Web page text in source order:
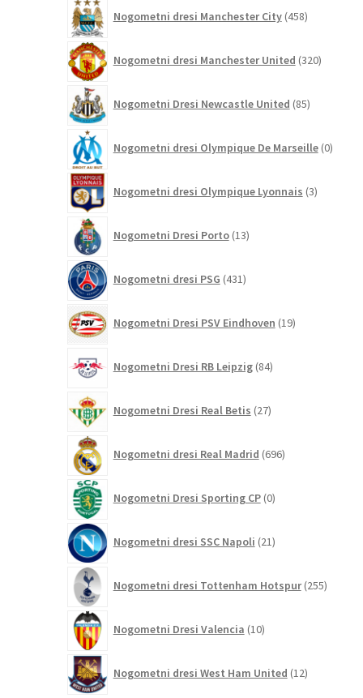
Nogometni dresi Manchester City 458izdelkov
Nogometni dresi Manchester United 320izdelkov
Nogometni Dresi Newcastle United 85izdelkov
Nogometni dresi Olympique De Marseille 0
Nogometni dresi Olympique Lyonnais 3izdelki
Nogometni Dresi Porto 13izdelkov
Nogometni dresi PSG 431izdelkov
Nogometni Dresi PSV Eindhoven 19izdelkov
Nogometni Dresi RB Leipzig 84izdelkov
Nogometni Dresi Real Betis 27izdelkov
Nogometni dresi Real Madrid 696izdelkov
Nogometni Dresi Sporting CP 0izdelkov
Nogometni dresi SSC Napoli 21izdelkov
Nogometni dresi Tottenham Hotspur 255
Nogometni Dresi Valencia 10izdelkov
Nogometni dresi West Ham United 12izdelkov